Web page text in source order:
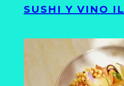
SUSHI Y VINO